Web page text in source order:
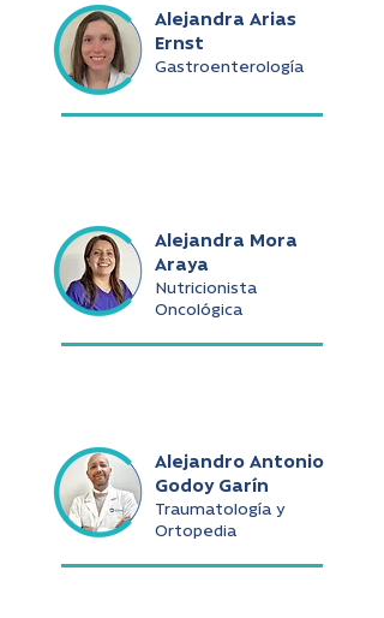
Alejandra Arias
Ernst
Gastroenterología
Alejandra Mora
Araya
Nutricionista
Oncológica
Alejandro Antonio
Godoy Garín
Traumatología y
Ortopedia